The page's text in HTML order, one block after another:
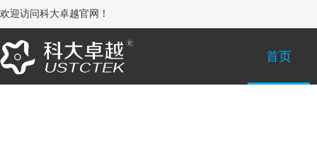
欢迎访问科大卓越官网！
首页